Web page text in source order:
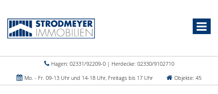
Hagen: 02331/92209-0 | Herdecke: 02330/9102710
Mo. - Fr. 09-13 Uhr und 14-18 Uhr, Freitags bis 17 Uhr
Objekte: 45